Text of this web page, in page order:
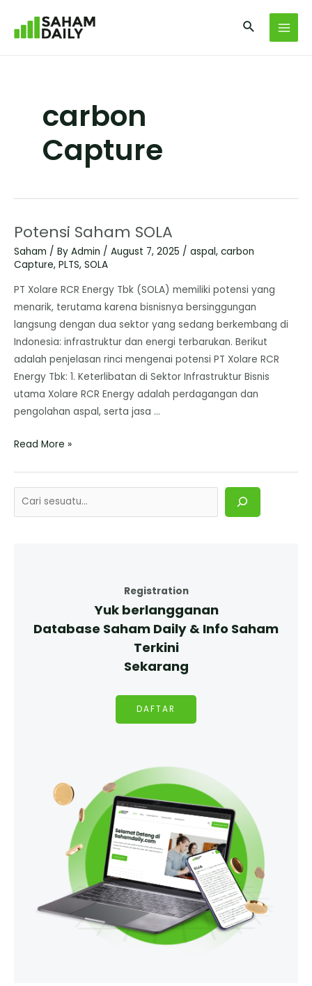
carbon
Capture
Potensi Saham SOLA
Saham / By Admin / August 7, 2025 / aspal, carbon
Capture, PLTS, SOLA
​PT Xolare RCR Energy Tbk (SOLA) memiliki potensi yang
menarik, terutama karena bisnisnya bersinggungan
langsung dengan dua sektor yang sedang berkembang di
Indonesia: infrastruktur dan energi terbarukan. ​Berikut
adalah penjelasan rinci mengenai potensi PT Xolare RCR
Energy Tbk: ​1. Keterlibatan di Sektor Infrastruktur ​Bisnis
utama Xolare RCR Energy adalah perdagangan dan
pengolahan aspal, serta jasa …
Read More »
Registration
Yuk berlangganan
Database Saham Daily & Info Saham
Terkini
Sekarang
DAFTAR